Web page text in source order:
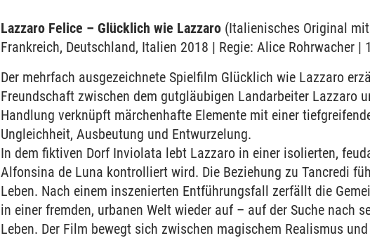
Lazzaro Felice – Glücklich wie Lazzaro (Italienisches Original
Frankreich, Deutschland, Italien 2018 | Regie: Alice Rohrwacher |
Der mehrfach ausgezeichnete Spielfilm Glücklich wie Lazzaro
Freundschaft zwischen dem gutgläubigen Landarbeiter Lazzaro
Handlung verknüpft märchenhafte Elemente mit einer
Ungleichheit, Ausbeutung und Entwurzelung.
In dem fiktiven Dorf Inviolata lebt Lazzaro in einer isolierten,
Alfonsina de Luna kontrolliert wird. Die Beziehung zu Tancredi
Leben. Nach einem inszenierten Entführungsfall zerfällt die
in einer fremden, urbanen Welt wieder auf – auf der Suche nach
Leben. Der Film bewegt sich zwischen magischem Realismus